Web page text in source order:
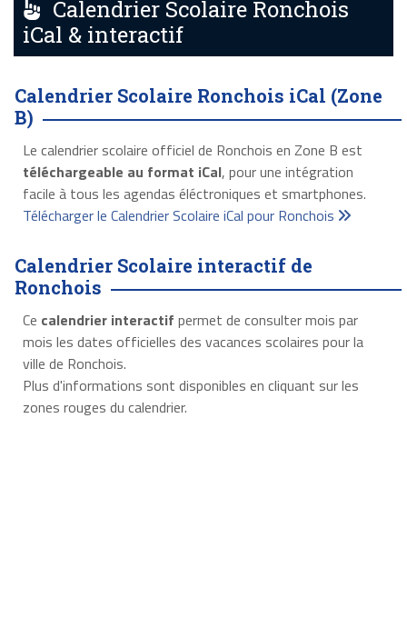
Calendrier Scolaire Ronchois
iCal & interactif
Calendrier Scolaire Ronchois iCal (Zone
B)
Le calendrier scolaire officiel de Ronchois en Zone B est
téléchargeable au format iCal, pour une intégration
facile à tous les agendas éléctroniques et smartphones.
Télécharger le Calendrier Scolaire iCal pour Ronchois
Calendrier Scolaire interactif de
Ronchois
Ce calendrier interactif permet de consulter mois par
mois les dates officielles des vacances scolaires pour la
ville de Ronchois.
Plus d'informations sont disponibles en cliquant sur les
zones rouges du calendrier.